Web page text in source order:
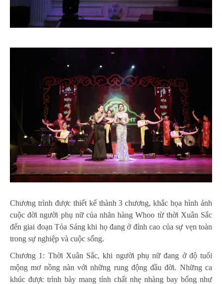
Chương trình được thiết kế thành 3 chương, khắc họa hình ảnh
cuộc đời người phụ nữ của nhãn hàng Whoo từ thời Xuân Sắc
đến giai đoạn Tỏa Sáng khi họ đang ở đỉnh cao của sự vẹn toàn
trong sự nghiệp và cuộc sống.
Chương 1: Thời Xuân Sắc, khi người phụ nữ đang ở độ tuổi
mộng mơ nồng nàn với những rung động đầu đời. Những ca
khúc được trình bày mang tính chất nhẹ nhàng bay bổng như